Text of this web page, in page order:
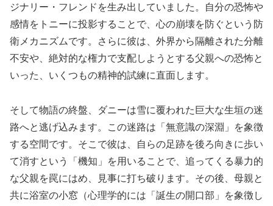
ジナリー・フレンドを生み出していました。自分の恐怖や
感情をトニーに投影することで、心の崩壊を防ぐという防
衛メカニズムです。さらに彼は、外界から隔離された分離
不安や、絶対的な権力で支配しようとする父親への恐怖と
いった、いくつもの精神的試練に直面します。
そして物語の終盤、ダニーは雪に覆われた巨大な生垣の迷
路へと逃げ込みます。この迷路は「無意識の深淵」を象徴
する空間です。そこで彼は、自らの足跡を後ろ向きに歩い
て消すという「機知」を用いることで、追ってくる暴力的
な父親を罠にはめ、見事に打ち破ります。その後、母親と
共に浴室の小窓（心理学的には「誕生の開口部」を象徴し